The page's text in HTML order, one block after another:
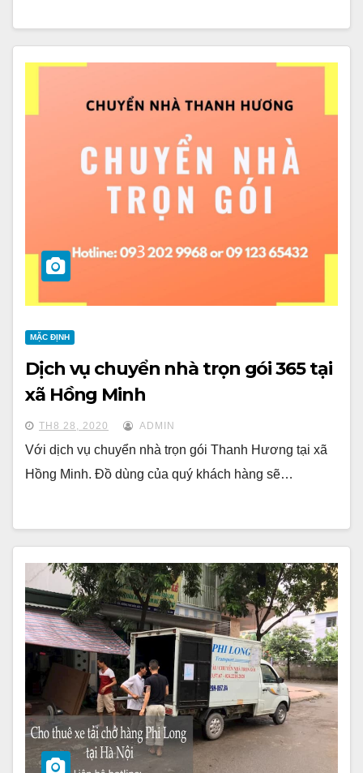
MẶC ĐỊNH
Dịch vụ chuyển nhà trọn gói 365 tại
xã Hồng Minh
TH8 28, 2020 ADMIN
Với dịch vụ chuyển nhà trọn gói Thanh Hương tại xã
Hồng Minh. Đồ dùng của quý khách hàng sẽ…